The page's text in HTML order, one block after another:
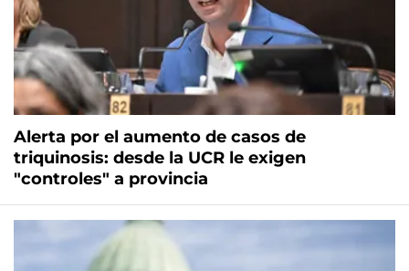
Alerta por el aumento de casos de
triquinosis: desde la UCR le exigen
"controles" a provincia